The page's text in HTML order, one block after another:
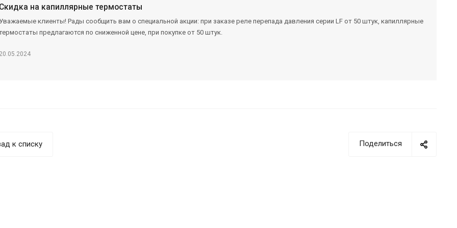
на капиллярные термостаты
клиенты! Рады сообщить вам о специальной акции: при заказе реле перепада давления серии LF от 50 штук, капиллярные
предлагаются по сниженной цене, при покупке от 50 штук.
Поделиться
к списку